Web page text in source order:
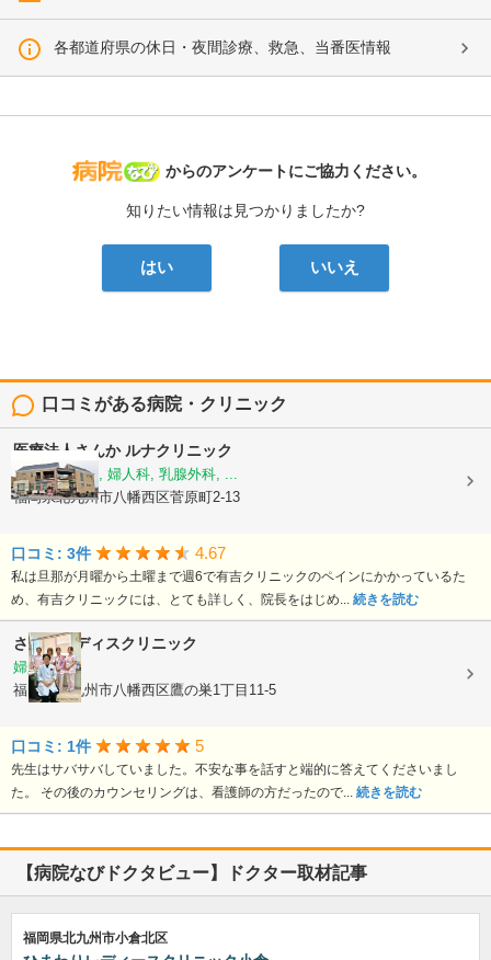
各都道府県の休日・夜間診療、救急、当番医情報
病院なび
からのアンケートにご協力ください。
知りたい情報は見つかりましたか?
はい いいえ
口コミがある病院・クリニック
医療法人さんかルナクリニック
放射線診断科, 婦人科, 乳腺外科, ...
福岡県北九州市八幡西区菅原町2-13
口コミ: 3件 4.67
私は旦那が月曜から土曜まで週6で有吉クリニックのペインにかかっているた
め、有吉クリニックには、とても詳しく、院長をはじめ... 続きを読む
さとうレディスクリニック
婦人科
福岡県北九州市八幡西区鷹の巣1丁目11-5
口コミ: 1件 5
先生はサバサバしていました。不安な事を話すと端的に答えてくださいまし
た。 その後のカウンセリングは、看護師の方だったので... 続きを読む
【病院なびドクタビュー】ドクター取材記事
福岡県北九州市小倉北区